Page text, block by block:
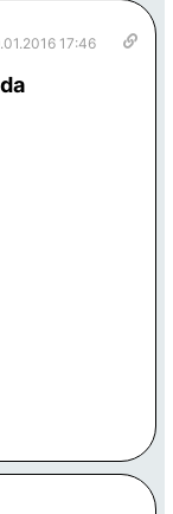
17:46